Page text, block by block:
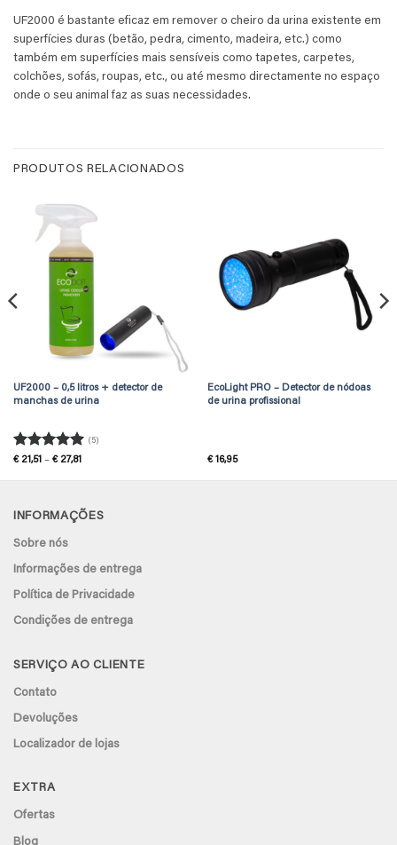
UF2000 é bastante eficaz em remover o cheiro da urina existente em
superfícies duras (betão, pedra, cimento, madeira, etc.) como
também em superfícies mais sensíveis como tapetes, carpetes,
colchões, sofás, roupas, etc., ou até mesmo directamente no espaço
onde o seu animal faz as suas necessidades.
PRODUTOS RELACIONADOS
UF2000 – 0,5 litros + detector de
manchas de urina
Avaliação5
(5)
€21,51 – €27,81
€ 21,51
EcoLight PRO – Detector de nódoas
de urina profissional
€16,95
INFORMAÇÕES
Sobre nós
Informações de entrega
Política de Privacidade
Condições de entrega
SERVIÇO AO CLIENTE
Contato
Devoluções
Localizador de lojas
EXTRA
Ofertas
Blog